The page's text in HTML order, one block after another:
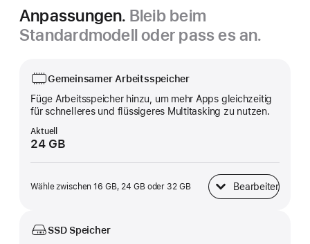
Anpassungen. Bleib beim
Standardmodell oder pass es an.
Gemeinsamer Arbeitsspeicher
Füge Arbeitsspeicher hinzu, um mehr Apps gleichzeitig
für schnelleres und flüssigeres Multitasking zu nutzen.
Aktuell
24 GB
Wähle zwischen 16 GB, 24 GB oder 32 GB Bearbeiten
Gemeinsamer
SSD Speicher